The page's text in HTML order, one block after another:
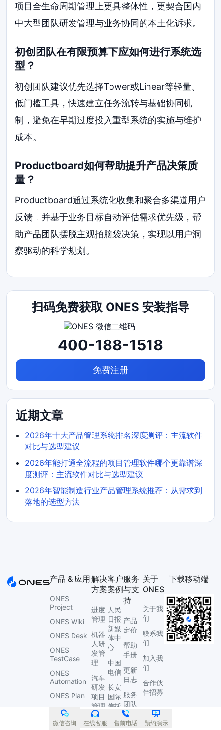
项目全生命周期管理上更具整体性，更契合国内
中大型团队研发管理与业务协同的本土化诉求。
初创团队在有限预算下应如何进行系统选
型？
初创团队建议优先选择Tower或Linear等轻量、
低门槛工具，快速建立任务流转与基础协同机
制，避免在早期过度投入重型系统的实施与维护
成本。
Productboard如何帮助提升产品决策质
量？
Productboard通过系统化收集和聚合多渠道用户
反馈，并基于业务目标自动评估需求优先级，帮
助产品团队摆脱主观拍脑袋决策，实现以用户洞
察驱动的科学规划。
扫码免费获取 ONES 安装指导
400-188-1518
免费注册
近期文章
2026年十大产品管理系统排名深度测评：主流软件
对比与选型建议
2026年能打通全流程的项目管理软件哪个更靠谱深
度测评：主流软件对比与选型建议
2026年智能制造行业产品管理系统推荐：从需求到
落地的选型方法
产品 & 应用
ONES
Project
ONES Wiki
ONES Desk
ONES
TestCase
ONES
Automation
ONES Plan
ONES
Performance
解决
方案
进度
管理
机器
人研
发管
理
汽车
研发
项目
管理
企业
客户
案例
人民
日报
新媒
体中
心
中国
电信
长安
国际
信托
荣数
服务
与支
持
产品
定价
帮助
手册
更新
日志
服务
团队
服务
关于
ONES
关于我
们
联系我
们
加入我
们
合作伙
伴招募
下载移动端
微信咨询 在线客服 售前电话 预约演示